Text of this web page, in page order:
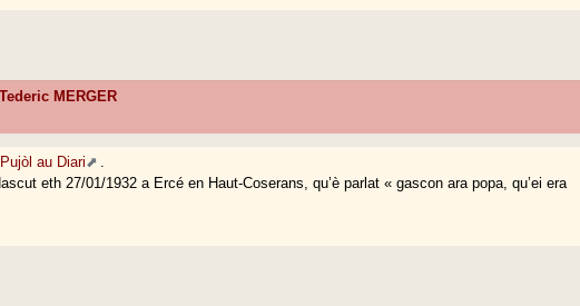
Tederic MERGER
au Diari
eth 27/01/1932 a Ercé en Haut-Coserans, qu’è parlat « gascon ara popa, qu’ei era